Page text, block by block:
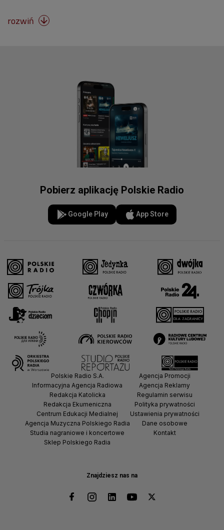
rozwiń 
Pobierz aplikację Polskie Radio
Google Play App Store
Znajdziesz nas na
Polskie Radio S.A.
Informacyjna Agencja Radiowa
Redakcja Katolicka
Redakcja Ekumeniczna
Centrum Edukacji Medialnej
Agencja Muzyczna Polskiego Radia
Studia nagraniowe i koncertowe
Sklep Polskiego Radia
Agencja Promocji
Agencja Reklamy
Regulamin serwisu
Polityka prywatności
Ustawienia prywatności
Dane osobowe
Kontakt